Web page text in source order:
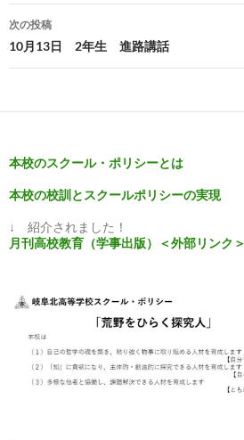
ナ
ビ
ゲ
ー
ョ
ン
次の投稿
10月13日 2年生 進路講話
本校のスクール・ポリシーとは
本校の校訓とスクールポリシーの実現
↓ 紹介されました！
月刊高校教育（学事出版）＜外部リンク＞